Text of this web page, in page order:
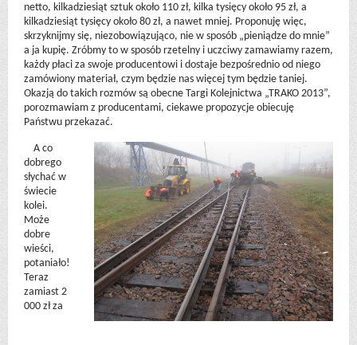
netto, kilkadziesiąt sztuk około 110 zł, kilka tysięcy około 95 zł, a
kilkadziesiąt tysięcy około 80 zł, a nawet mniej. Proponuję więc,
skrzyknijmy się, niezobowiązująco, nie w sposób „pieniądze do mnie”
a ja kupię. Zróbmy to w sposób rzetelny i uczciwy zamawiamy razem,
każdy płaci za swoje producentowi i dostaje bezpośrednio od niego
zamówiony materiał, czym będzie nas więcej tym będzie taniej.
Okazją do takich rozmów są obecne Targi Kolejnictwa „TRAKO 2013”,
porozmawiam z producentami, ciekawe propozycje obiecuję
Państwu przekazać.
A co
dobrego
słychać w
świecie
kolei.
Może
dobre
wieści,
potaniało!
Teraz
zamiast 2
000 zł za